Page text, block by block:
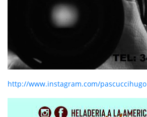
http://www.instagram.com/pascuccihugo